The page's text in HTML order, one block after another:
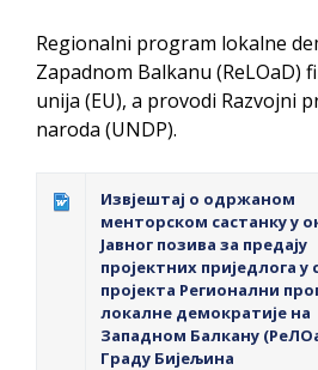
Regionalni program lokalne
Zapadnom Balkanu (ReLOaD)
unija (EU), a provodi Razvojni
naroda (UNDP).
Извјештај о одржаном
менторском састанку у
Јавног позива за предају
пројектних приједлога у
пројекта Регионални
локалне демократије на
Западном Балкану
Граду Бијељина